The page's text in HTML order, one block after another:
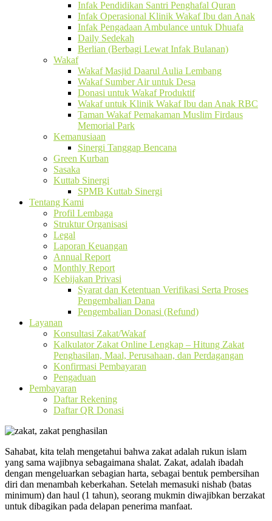
Infak Pendidikan Santri Penghafal Quran
Infak Operasional Klinik Wakaf Ibu dan Anak
Infak Pengadaan Ambulance untuk Dhuafa
Daily Sedekah
Berlian (Berbagi Lewat Infak Bulanan)
Wakaf
Wakaf Masjid Daarul Aulia Lembang
Wakaf Sumber Air untuk Desa
Donasi untuk Wakaf Produktif
Wakaf untuk Klinik Wakaf Ibu dan Anak RBC
Taman Wakaf Pemakaman Muslim Firdaus
Memorial Park
Kemanusiaan
Sinergi Tanggap Bencana
Green Kurban
Sasaka
Kuttab Sinergi
SPMB Kuttab Sinergi
Tentang Kami
Profil Lembaga
Struktur Organisasi
Legal
Laporan Keuangan
Annual Report
Monthly Report
Kebijakan Privasi
Syarat dan Ketentuan Verifikasi Serta Proses
Pengembalian Dana
Pengembalian Donasi (Refund)
Layanan
Konsultasi Zakat/Wakaf
Kalkulator Zakat Online Lengkap – Hitung Zakat
Penghasilan, Maal, Perusahaan, dan Perdagangan
Konfirmasi Pembayaran
Pengaduan
Pembayaran
Daftar Rekening
Daftar QR Donasi
Sahabat, kita telah mengetahui bahwa zakat adalah rukun islam
yang sama wajibnya sebagaimana shalat. Zakat, adalah ibadah
dengan mengeluarkan sebagian harta, sebagai bentuk pembersihan
diri dan menambah keberkahan. Setelah memasuki nishab (batas
minimum) dan haul (1 tahun), seorang mukmin diwajibkan berzakat
untuk dibagikan pada delapan penerima manfaat.